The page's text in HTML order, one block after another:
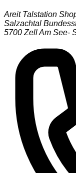
Areit Talstation
Salzachtal
5700 Zell Am See-